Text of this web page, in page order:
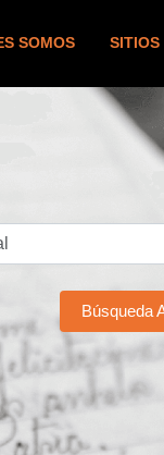
SOMOS SITIOS
Búsqueda